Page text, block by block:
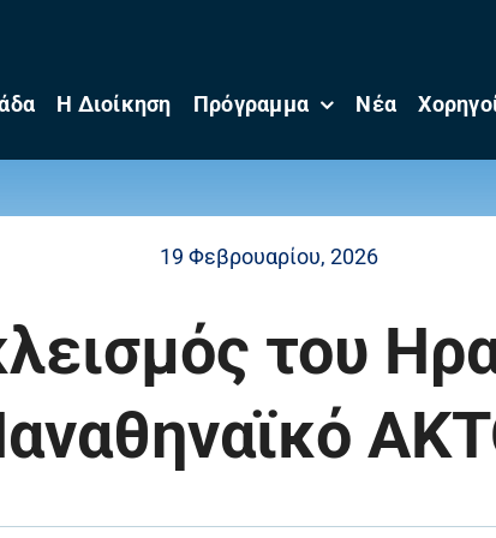
Η Διοίκηση Πρόγραμμα Νέα
19 Φεβρουαρίου, 2026
του